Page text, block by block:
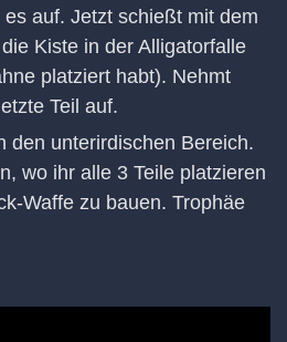
auf. Jetzt schießt mit dem
Kiste in der Alligatorfalle
platziert habt). Nehmt
Teil auf.
den unterirdischen Bereich.
wo ihr alle 3 Teile platzieren
Waffe zu bauen. Trophäe